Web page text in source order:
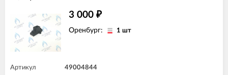
3 000 ₽
Оренбург: 1 шт
Артикул 49004844